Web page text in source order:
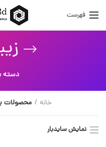
فهرست
دسته
خانه محصولات
نمایش سایدبار